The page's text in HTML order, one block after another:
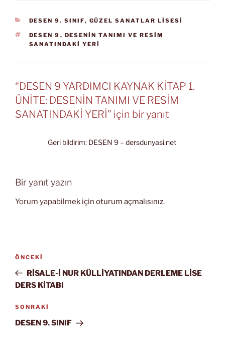
KATEGORILER
DESEN 9. SINIF, GÜZEL SANATLAR LİSESİ
ETIKETLER
DESEN 9 , DESENİN TANIMI VE RESİM
SANATINDAKİ YERİ
“DESEN 9 YARDIMCI KAYNAK KİTAP 1.
ÜNİTE: DESENİN TANIMI VE RESİM
SANATINDAKİ YERİ” için bir yanıt
Geri bildirim: DESEN 9 – dersdunyasi.net
Bir yanıt yazın
Yorum yapabilmek için oturum açmalısınız.
Yazı
gezinmesi
Önceki
Yazı
ÖNCEKI
RİSALE-İ NUR KÜLLİYATINDAN DERLEME LİSE
DERS KİTABI
Sonraki
Yazı
SONRAKI
DESEN 9. SINIF